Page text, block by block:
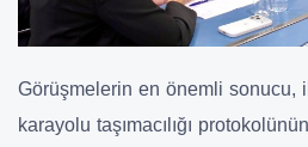
Görüşmelerin en önemli sonucu,
karayolu taşımacılığı